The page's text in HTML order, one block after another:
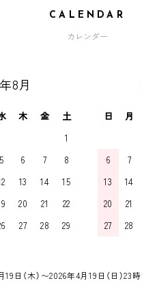
CALENDAR
カレンダー
8月
木 金
土
1
5 6 7
8
13 14
15
20 21
22
27 28
29
日 月
6
7
13
14
20
21
27
28
日（木）〜2026年4月19日（日）23